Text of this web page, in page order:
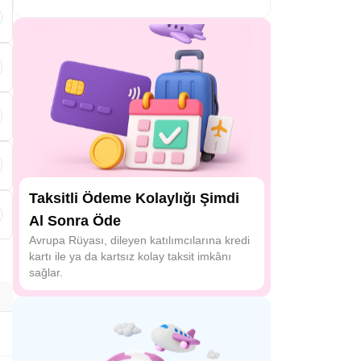
Taksitli Ödeme Kolaylığı Şimdi
Al Sonra Öde
Avrupa Rüyası, dileyen katılımcılarına kredi
kartı ile ya da kartsız kolay taksit imkânı
sağlar.